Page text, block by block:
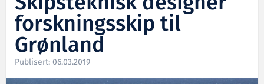
forskningsskip til
Grønland
Publisert: 06.03.2019